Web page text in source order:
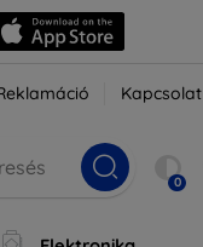
Kapcsolat
0